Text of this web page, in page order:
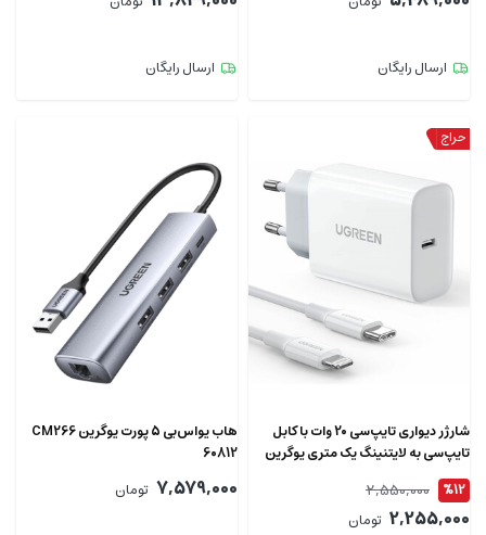
ارسال رایگان ارسال رایگان
شارژر دیواری تایپ‌سی 20 وات با کابل
تایپ‌سی به لایتنینگ یک متری یوگرین
CD137 50698
%12
2,550,000
2,255,000 تومان
هاب یو‌اس‌بی 5 پورت یوگرین CM266
60812
7,579,000 تومان